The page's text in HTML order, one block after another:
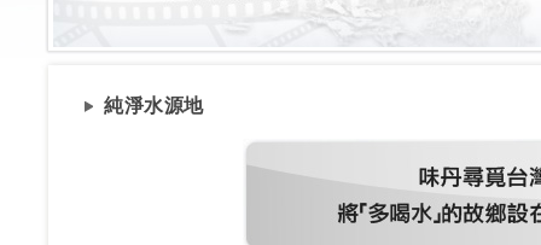
純淨水源地